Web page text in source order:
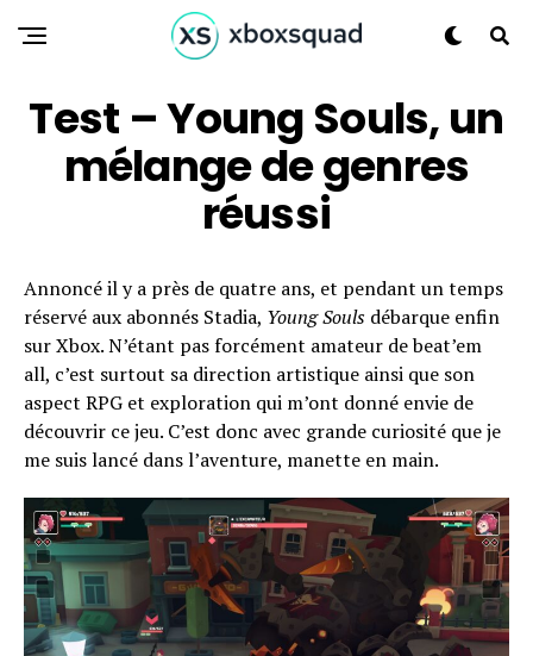
Test – Young Souls, un
mélange de genres
réussi
Annoncé il y a près de quatre ans, et pendant un temps
réservé aux abonnés Stadia, Young Souls débarque enfin
sur Xbox. N’étant pas forcément amateur de beat’em
all, c’est surtout sa direction artistique ainsi que son
aspect RPG et exploration qui m’ont donné envie de
découvrir ce jeu. C’est donc avec grande curiosité que je
me suis lancé dans l’aventure, manette en main.